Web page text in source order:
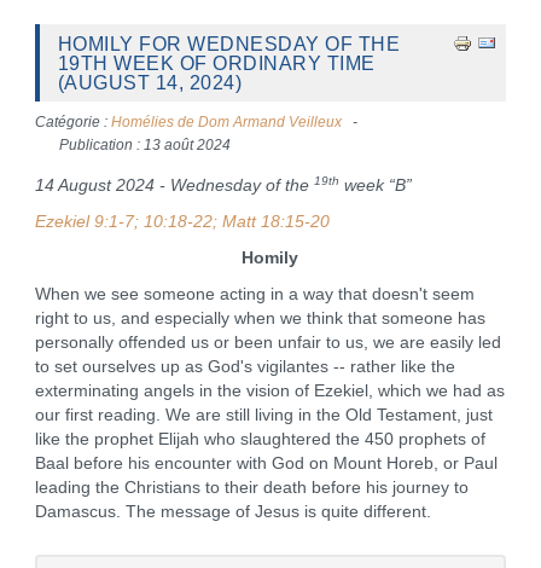
HOMILY FOR WEDNESDAY OF THE
19TH WEEK OF ORDINARY TIME
(AUGUST 14, 2024)
Catégorie : Homélies de Dom Armand Veilleux
Publication : 13 août 2024
14 August 2024 - Wednesday of the 19th week “B”
Ezekiel 9:1-7; 10:18-22; Matt 18:15-20
Homily
When we see someone acting in a way that doesn't seem
right to us, and especially when we think that someone has
personally offended us or been unfair to us, we are easily led
to set ourselves up as God's vigilantes -- rather like the
exterminating angels in the vision of Ezekiel, which we had as
our first reading. We are still living in the Old Testament, just
like the prophet Elijah who slaughtered the 450 prophets of
Baal before his encounter with God on Mount Horeb, or Paul
leading the Christians to their death before his journey to
Damascus. The message of Jesus is quite different.